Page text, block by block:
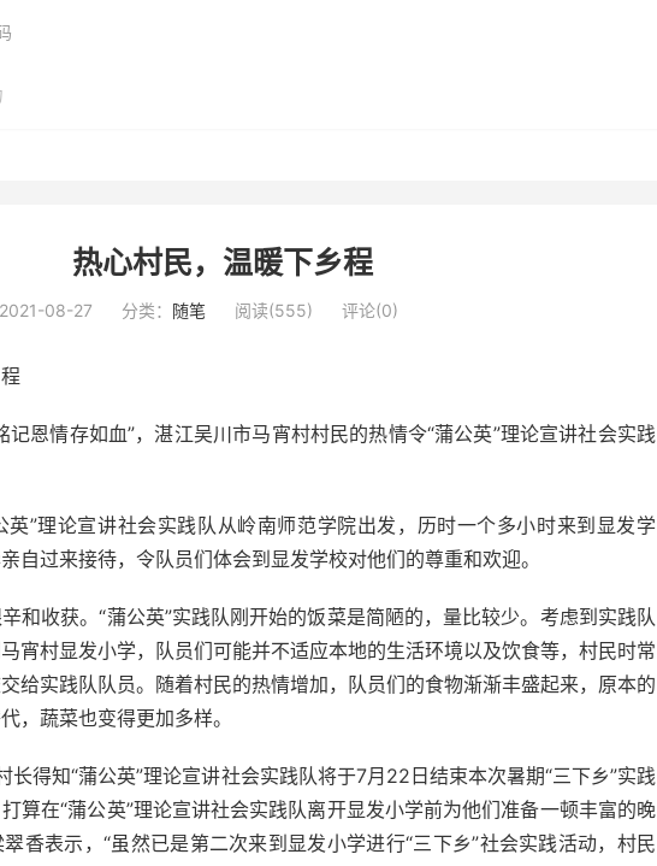
热心村民，温暖下乡程
2021-08-27 分类： 随笔 阅读(555) 评论(0)
恩情存如血”，湛江吴川市马宵村村民的热情令“蒲公英”理论宣讲社会实践
”理论宣讲社会实践队从岭南师范学院出发，历时一个多小时来到显发学
自过来接待，令队员们体会到显发学校对他们的尊重和欢迎。
收获。“蒲公英”实践队刚开始的饭菜是简陋的，量比较少。考虑到实践队
宵村显发小学，队员们可能并不适应本地的生活环境以及饮食等，村民时常
给实践队队员。随着村民的热情增加，队员们的食物渐渐丰盛起来，原本的
，蔬菜也变得更加多样。
得知“蒲公英”理论宣讲社会实践队将于7月22日结束本次暑期“三下乡”实践
算在“蒲公英”理论宣讲社会实践队离开显发小学前为他们准备一顿丰富的晚
香表示，“虽然已是第二次来到显发小学进行“三下乡”社会实践活动，村民